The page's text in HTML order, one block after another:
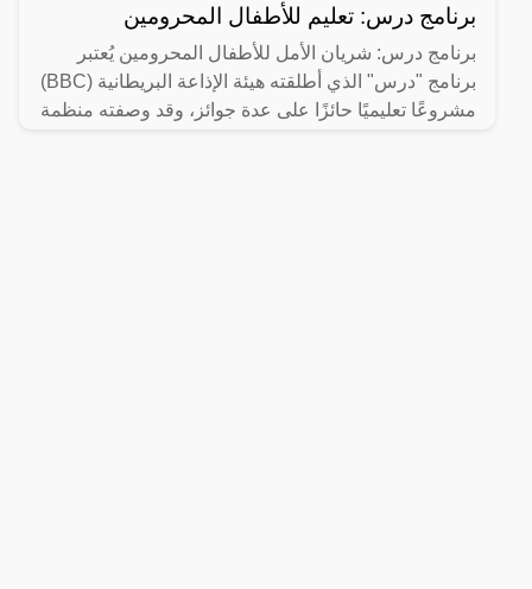
برنامج درس: تعليم للأطفال المحرومين
برنامج درس: شريان الأمل للأطفال المحرومين يُعتبر
برنامج "درس" الذي أطلقته هيئة الإذاعة البريطانية (BBC)
مشروعًا تعليميًا حائزًا على عدة جوائز، وقد وصفته منظمة